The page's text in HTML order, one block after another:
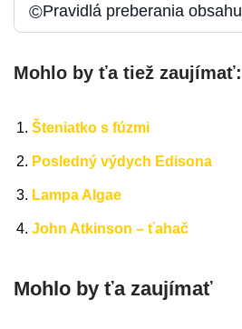
©Pravidlá preberania obsahu
Mohlo by ťa tiež zaujímať:
Šteniatko s fúzmi
Posledný výdych Edisona
Lampa Algae
John Atkinson – ťahač
Mohlo by ťa zaujímať